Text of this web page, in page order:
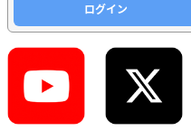
ログイン